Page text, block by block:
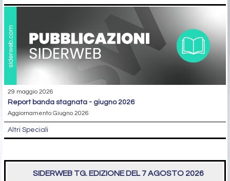
29 maggio 2026
report banda stagnata - giugno 2026
Aggiornamento Giugno 2026
Altri Speciali
SIDERWEB TG. EDIZIONE DEL 7 AGOSTO 2026